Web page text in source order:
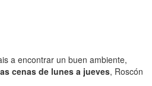
a encontrar un buen ambiente,
cenas de lunes a jueves, Roscón